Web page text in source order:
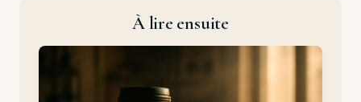
À lire ensuite